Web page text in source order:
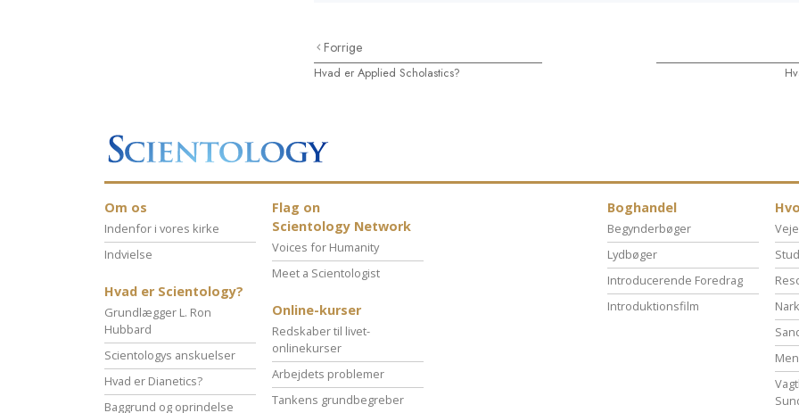
Forrige
Hvad er Applied Scholastics?
Om os
Indenfor i vores kirke
Indvielse
Hvad er Scientology?
Grundlægger L. Ron
Hubbard
Scientologys anskuelser
Hvad er Dianetics?
Baggrund og oprindelse
Flag on
Scientology Network
Voices for Humanity
Meet a Scientologist
Online-kurser
Redskaber til livet-
onlinekurser
Arbejdets problemer
Tankens grundbegreber
Boghandel
Begynderbøger
Lydbøger
Introducerende Foredrag
Introduktionsfilm